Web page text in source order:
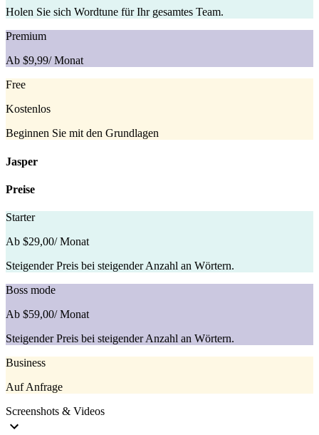
Holen Sie sich Wordtune für Ihr gesamtes Team.
Premium
Ab $9,99/ Monat
Free
Kostenlos
Beginnen Sie mit den Grundlagen
Jasper
Preise
Starter
Ab $29,00/ Monat
Steigender Preis bei steigender Anzahl an Wörtern.
Boss mode
Ab $59,00/ Monat
Steigender Preis bei steigender Anzahl an Wörtern.
Business
Auf Anfrage
Screenshots & Videos